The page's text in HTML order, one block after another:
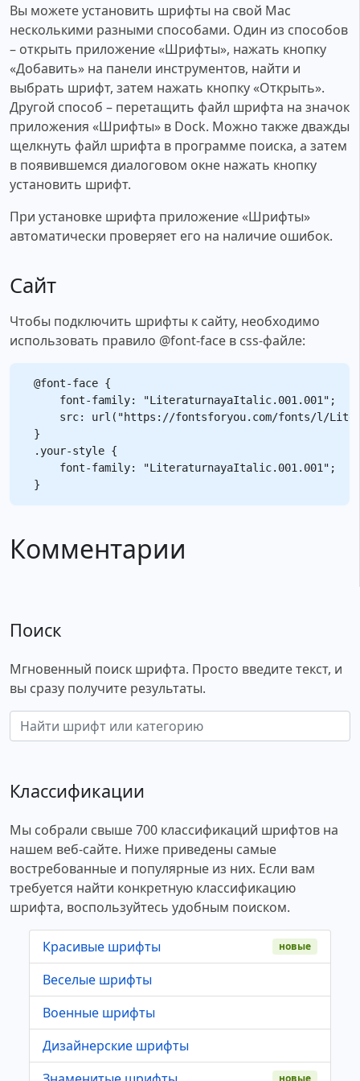
Вы можете установить шрифты на свой Mac
несколькими разными способами. Один из способов
– открыть приложение «Шрифты», нажать кнопку
«Добавить» на панели инструментов, найти и
выбрать шрифт, затем нажать кнопку «Открыть».
Другой способ – перетащить файл шрифта на значок
приложения «Шрифты» в Dock. Можно также дважды
щелкнуть файл шрифта в программе поиска, а затем
в появившемся диалоговом окне нажать кнопку
установить шрифт.
При установке шрифта приложение «Шрифты»
автоматически проверяет его на наличие ошибок.
Сайт
Чтобы подключить шрифты к сайту, необходимо
использовать правило @font-face в css-файле:
@font-face {
    font-family: "LiteraturnayaItalic.001.001";
src: url("https://fontsforyou.com/fonts/l/
}
.your-style {
    font-family: "LiteraturnayaItalic.001.001";
Комментарии
Поиск
Мгновенный поиск шрифта. Просто введите текст, и
вы сразу получите результаты.
Классификации
Мы собрали свыше 700 классификаций шрифтов на
нашем веб-сайте. Ниже приведены самые
востребованные и популярные из них. Если вам
требуется найти конкретную классификацию
шрифта, воспользуйтесь удобным поиском.
Красивые шрифты новые
Веселые шрифты
Военные шрифты
Дизайнерские шрифты
новые